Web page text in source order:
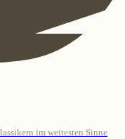
im weitesten Sinne